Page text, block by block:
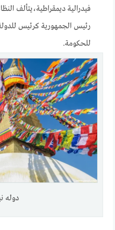
فيدرالية ديمقراطية،يتألف
رئيس الجمهورية كرئيس
للحكومة.
دوله